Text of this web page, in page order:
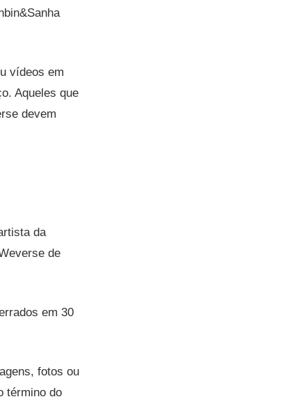
vídeos em
Aqueles que
devem
da
de
em 30
fotos ou
término do